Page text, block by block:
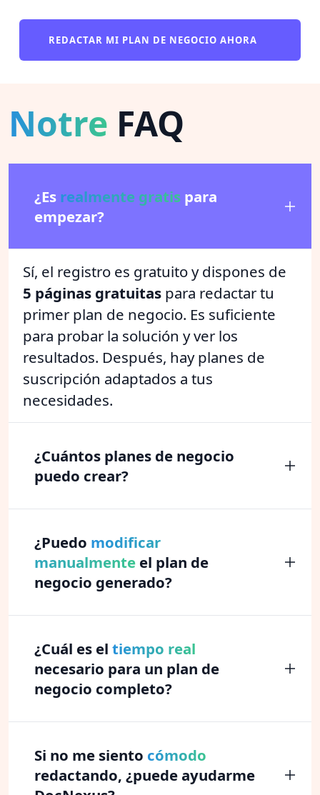
REDACTAR MI PLAN DE NEGOCIO AHORA
Notre FAQ
¿Es realmente gratis para
empezar?
Sí, el registro es gratuito y dispones de
5 páginas gratuitas para redactar tu
primer plan de negocio. Es suficiente
para probar la solución y ver los
resultados. Después, hay planes de
suscripción adaptados a tus
necesidades.
¿Cuántos planes de negocio
puedo crear?
¿Puedo modificar
manualmente el plan de
negocio generado?
¿Cuál es el tiempo real
necesario para un plan de
negocio completo?
Si no me siento cómodo
redactando, ¿puede ayudarme